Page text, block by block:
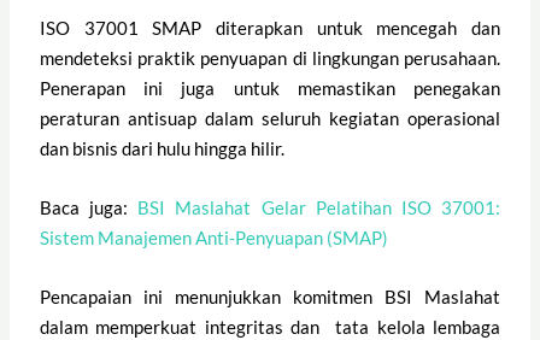
ISO 37001 SMAP diterapkan untuk mencegah dan
mendeteksi praktik penyuapan di lingkungan perusahaan.
Penerapan ini juga untuk memastikan penegakan
peraturan antisuap dalam seluruh kegiatan operasional
dan bisnis dari hulu hingga hilir.
Baca juga: BSI Maslahat Gelar Pelatihan ISO 37001:
Sistem Manajemen Anti-Penyuapan (SMAP)
Pencapaian ini menunjukkan komitmen BSI Maslahat
dalam memperkuat integritas dan tata kelola lembaga